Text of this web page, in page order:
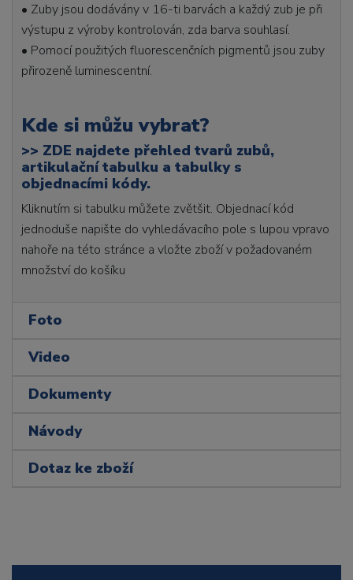
• Zuby jsou dodávány v 16-ti barvách a každý zub je při
výstupu z výroby kontrolován, zda barva souhlasí.
• Pomocí použitých fluorescenčních pigmentů jsou zuby
přirozeně luminescentní.
Kde si můžu vybrat?
>> ZDE najdete přehled tvarů zubů,
artikulační tabulku a tabulky s
objednacími kódy.
Kliknutím si tabulku můžete zvětšit. Objednací kód
jednoduše napište do vyhledávacího pole s lupou vpravo
nahoře na této stránce a vložte zboží v požadovaném
množství do košíku
Foto
Video
Dokumenty
Návody
Dotaz ke zboží